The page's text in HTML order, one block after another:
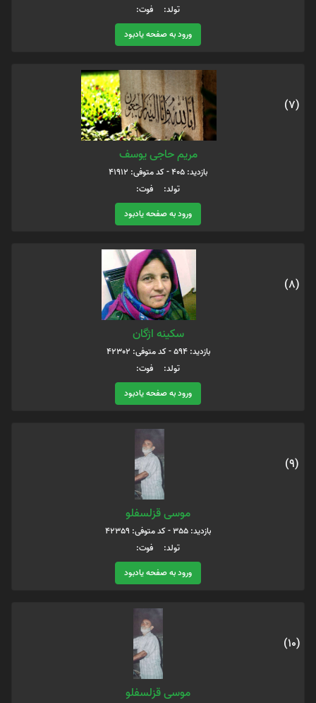
تولد: فوت:
ورود به صفحه یادبود
(7)
مریم حاجی یوسف
بازدید: 405 - کد متوفی: 41912
تولد: فوت:
ورود به صفحه یادبود
(8)
سکینه اژگان
بازدید: 594 - کد متوفی: 42302
تولد: فوت:
ورود به صفحه یادبود
(9)
موسی قزلسفلو
بازدید: 355 - کد متوفی: 42359
تولد: فوت:
ورود به صفحه یادبود
(10)
موسی قزلسفلو